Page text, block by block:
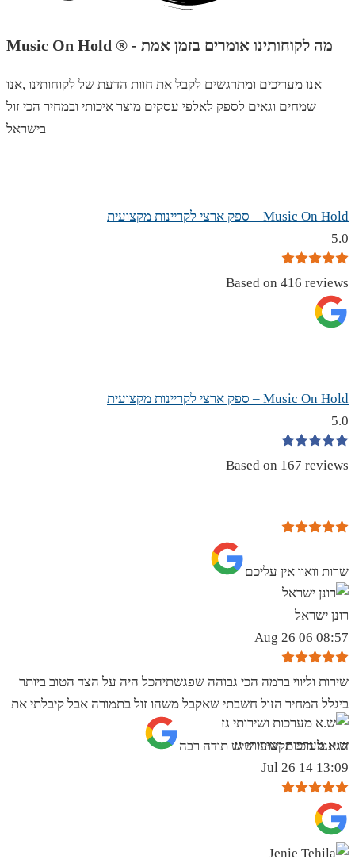
Music On Hold ® - מה לקוחותינו אומרים בזמן אמת
אנו מעריכים ומתרגשים לקבל את חוות הדעת של לקוחותינו ,אנו
שמחים וגאים לספק לאלפי עסקים מוצר איכותי ובמחיר הכי זול
בישראל
Music On Hold – ספק ארצי לקריינות מקצועית
5.0
Based on 416 reviews
Music On Hold – ספק ארצי לקריינות מקצועית
5.0
Based on 167 reviews
שרות וואוו אין עליכם
רונן ישראל
08:57 06 Aug 26
שירות וליווי ברמה הכי גבוהה שפגשתיהכל היה על הצד הטוב ביותר
ביגלל המחיר הזול חשבתי שאקבל משהו זול בתמורה אבל קיבלתי את
הגינגל הכי מקצועי שיש תודה רבה
ש.א מערכות ושירותי גז
13:09 14 Jul 26